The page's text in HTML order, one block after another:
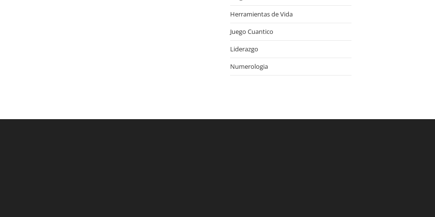
Herramientas de Vida
Juego Cuantico
Liderazgo
Numerologia